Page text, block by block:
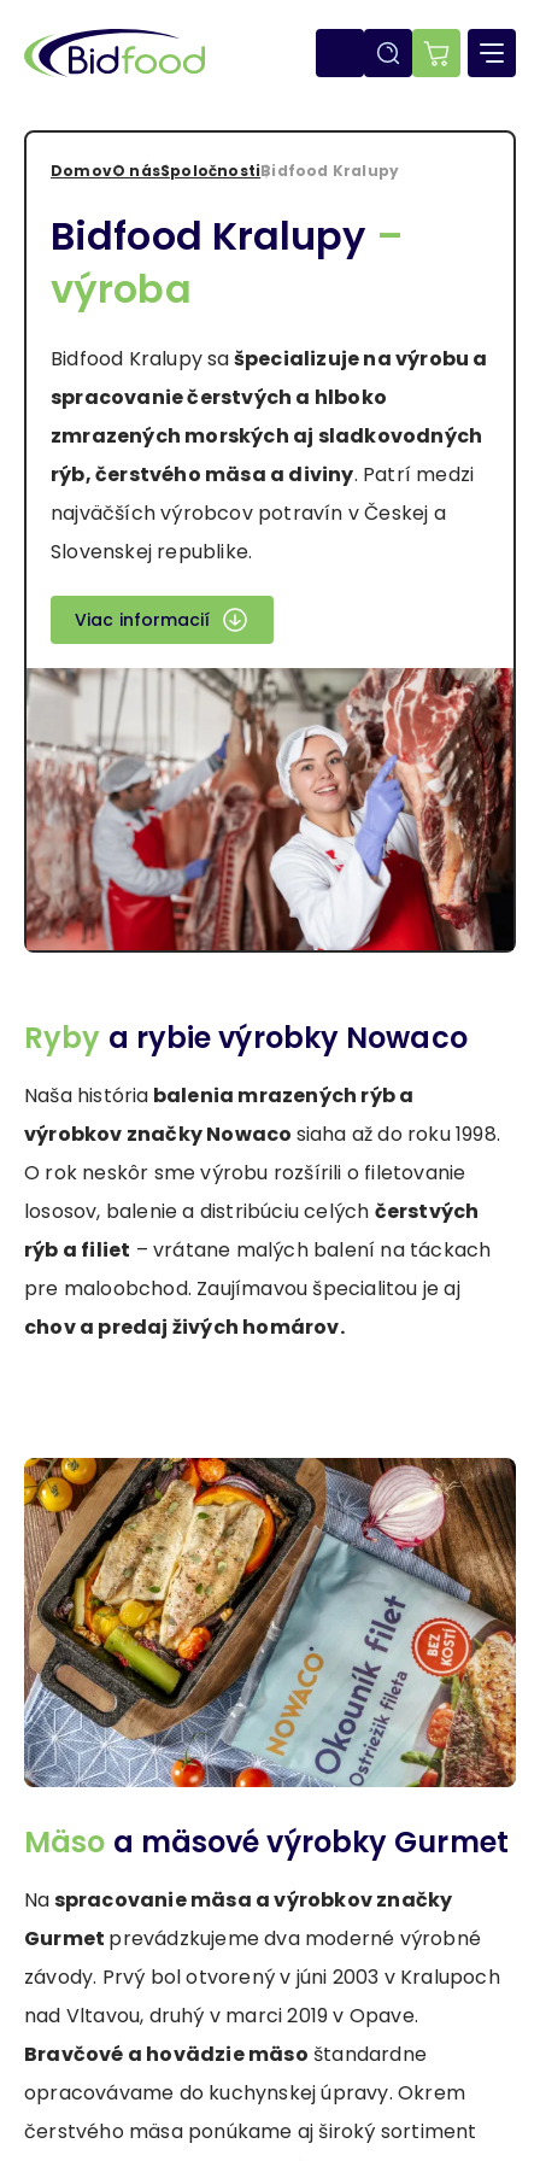
hlavný
obsah
E-
DomovO násSpoločnostiBidfood Kralupy
Bidfood Kralupy –
výroba
Bidfood Kralupy sašpecializuje na výrobu a
spracovanie čerstvých a hlboko
zmrazených morských aj sladkovodných
rýb, čerstvého mäsa a diviny. Patrí medzi
najväčších výrobcov potravín v Českej a
Slovenskej republike.
Viac informacií
Ryby a rybie výrobky Nowaco
Naša história balenia mrazených rýb a
výrobkov značky Nowaco siaha až do roku 1998.
O rok neskôr sme výrobu rozšírili o filetovanie
lososov, balenie a distribúciu celých čerstvých
rýb a filiet – vrátane malých balení na táckach
pre maloobchod. Zaujímavou špecialitou je aj
chov a predaj živých homárov.
Mäso a mäsové výrobky Gurmet
Naspracovanie mäsa a výrobkov značky
Gurmet prevádzkujeme dva moderné výrobné
závody. Prvý bol otvorený v júni 2003 v Kralupoch
nad Vltavou, druhý v marci 2019 v Opave.
Bravčové a hovädzie mäso štandardne
opracovávame do kuchynskej úpravy. Okrem
čerstvého mäsa ponúkame aj široký sortiment